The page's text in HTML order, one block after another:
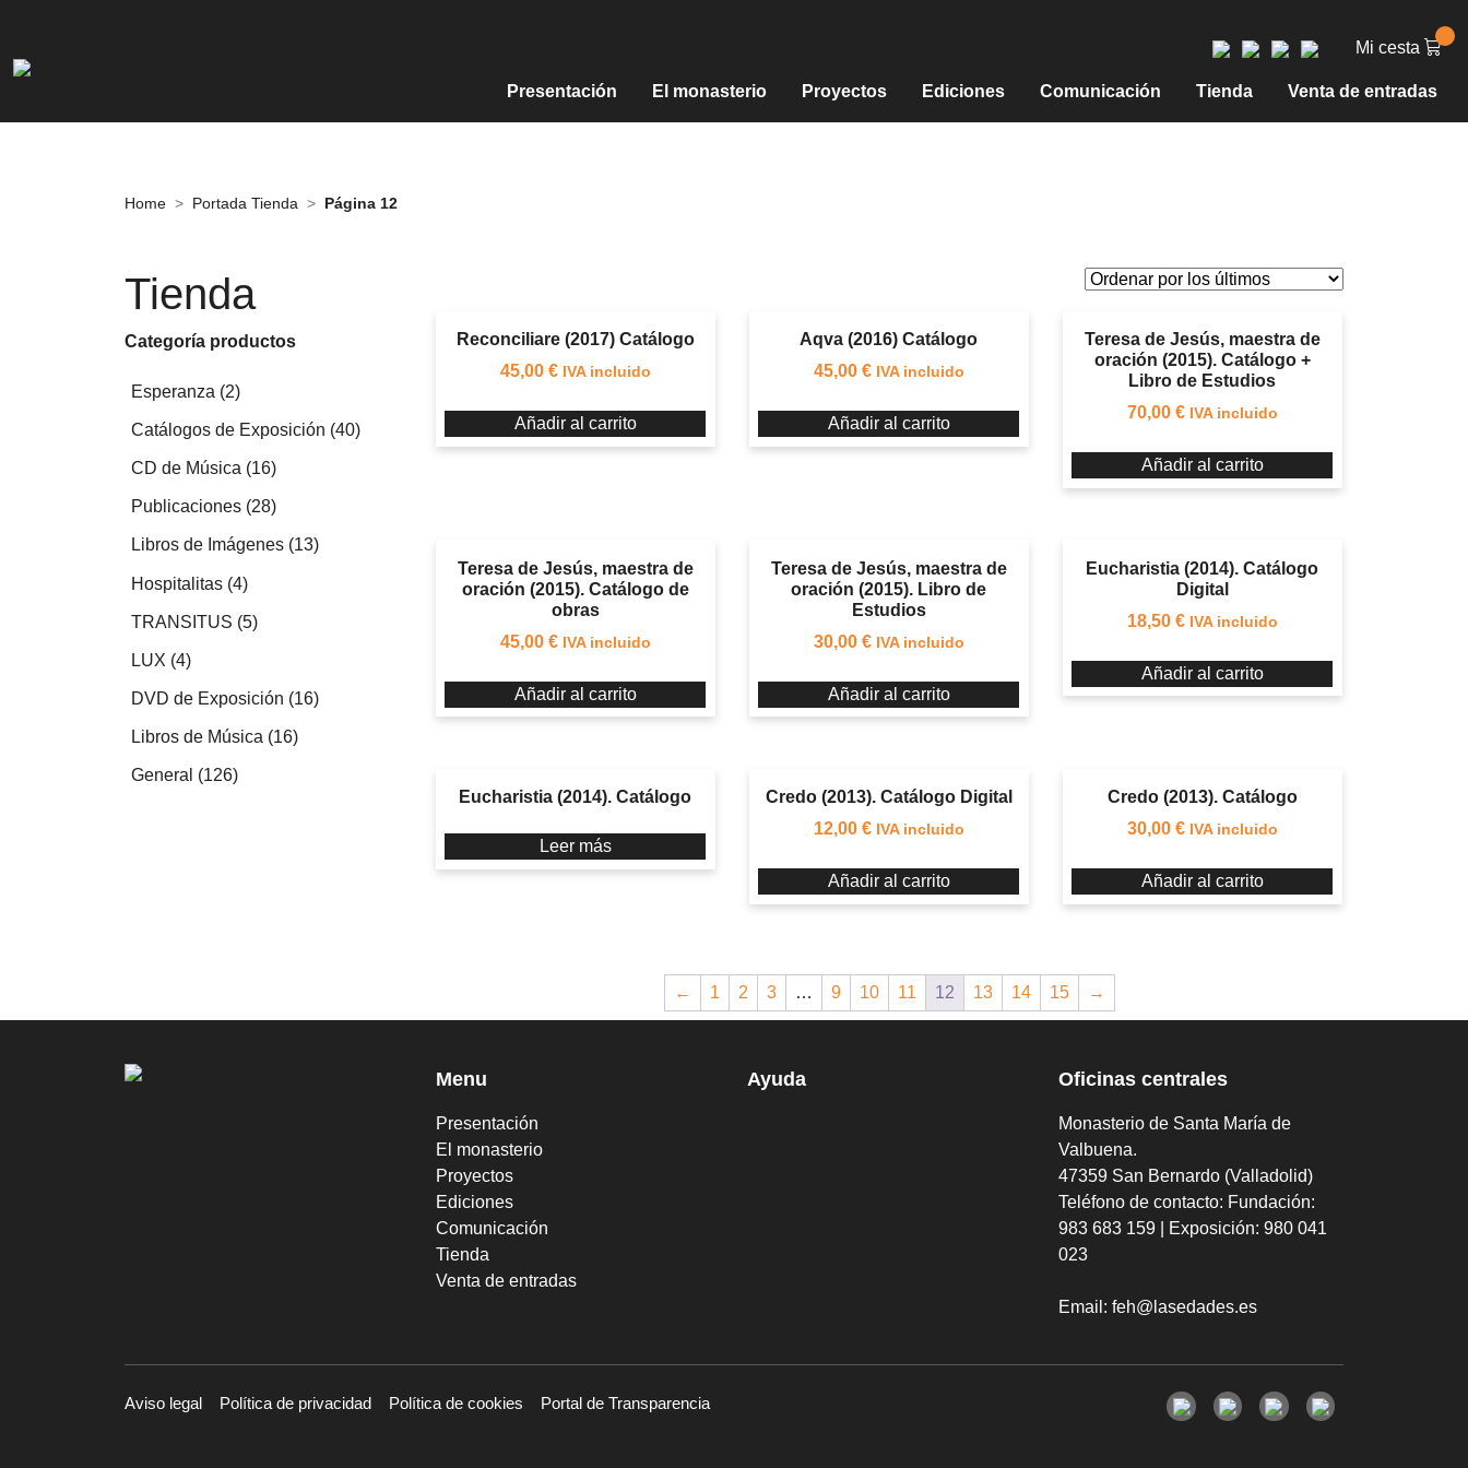
Mi cesta
Presentación El monasterio Proyectos Ediciones Comunicación Tienda Venta de entradas
Home Portada Tienda Página 12
Tienda
Categoría productos
Esperanza 22
Catálogos de Exposición 4040
CD de Música 1616
Publicaciones 2828
Libros de Imágenes 1313
Hospitalitas 44
TRANSITUS 55
LUX 44
DVD de Exposición 1616
Libros de Música 1616
General 126126
Reconciliare (2017) Catálogo
45,00 € IVA incluido
Añadir al carrito
Aqva (2016) Catálogo
45,00 € IVA incluido
Añadir al carrito
Teresa de Jesús, maestra de
oración (2015). Catálogo +
Libro de Estudios
70,00 € IVA incluido
Añadir al carrito
Teresa de Jesús, maestra de
oración (2015). Catálogo de
obras
45,00 € IVA incluido
Añadir al carrito
Teresa de Jesús, maestra de
oración (2015). Libro de
Estudios
30,00 € IVA incluido
Añadir al carrito
Eucharistia (2014). Catálogo
Digital
18,50 € IVA incluido
Añadir al carrito
Eucharistia (2014). Catálogo
Leer más
Credo (2013). Catálogo Digital
12,00 € IVA incluido
Añadir al carrito
Credo (2013). Catálogo
30,00 € IVA incluido
Añadir al carrito
← 1 2 3 … 9 10 11 12 13 14 15 →
Menu
Presentación
El monasterio
Proyectos
Ediciones
Comunicación
Tienda
Venta de entradas
Ayuda Oficinas centrales
Monasterio de Santa María de
Valbuena.
47359 San Bernardo (Valladolid)
Teléfono de contacto: Fundación:
983 683 159 | Exposición: 980 041
023
Email: feh@lasedades.es
Aviso legal Política de privacidad Política de cookies Portal de Transparencia